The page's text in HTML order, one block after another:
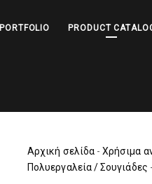
PORTFOLIO PRODUCT
Αρχική σελίδα - Χρήσιμα
Πολυεργαλεία / Σουγιάδες -